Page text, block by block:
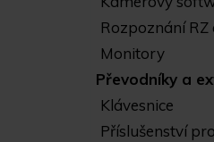
Rozpoznání
Monitory
Převodníky a
Klávesnice
Příslušenství